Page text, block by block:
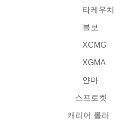
타케우치
볼보
XCMG
XGMA
얀마
스프로켓
캐리어 롤러